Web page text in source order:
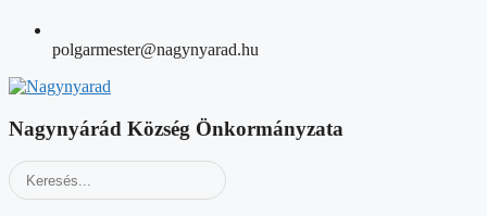
polgarmester@nagynyarad.hu
Nagynyárád Község Önkormányzata